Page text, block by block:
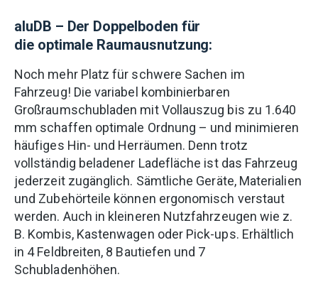
aluDB – Der Doppelboden für
die optimale Raumausnutzung:
Noch mehr Platz für schwere Sachen im
Fahrzeug! Die variabel kombinierbaren
Großraumschubladen mit Vollauszug bis zu 1.640
mm schaffen optimale Ordnung – und minimieren
häufiges Hin- und Herräumen. Denn trotz
vollständig beladener Ladefläche ist das Fahrzeug
jederzeit zugänglich. Sämtliche Geräte, Materialien
und Zubehörteile können ergonomisch verstaut
werden. Auch in kleineren Nutzfahrzeugen wie z.
B. Kombis, Kastenwagen oder Pick-ups. Erhältlich
in 4 Feldbreiten, 8 Bautiefen und 7
Schubladenhöhen.